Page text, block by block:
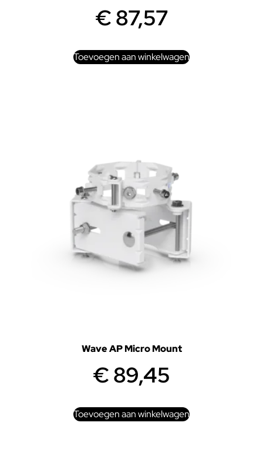
€87,57
Toevoegen aan winkelwagen
Wave AP Micro Mount
€89,45
Toevoegen aan winkelwagen